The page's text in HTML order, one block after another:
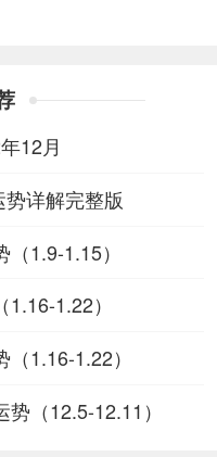
12月
详解完整版
1.9-1.15）
1.22）
1.16-1.22）
（12.5-12.11）